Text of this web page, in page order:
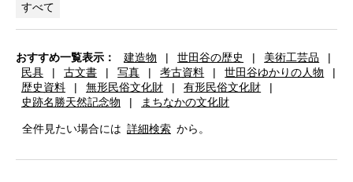
すべて
おすすめ一覧表示： 建造物 | 世田谷の歴史 | 美術工芸品
|
民具
| 古文書 | 写真 | 考古資料 | 世田谷ゆかりの人物
|
歴史資料
| 無形民俗文化財 | 有形民俗文化財
|
史跡名勝天然記念物
| まちなかの文化財
全件見たい場合には 詳細検索 から。